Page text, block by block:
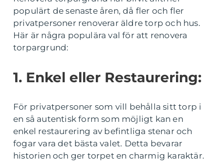
populärt de senaste åren, då fler och fler
privatpersoner renoverar äldre torp och hus.
Här är några populära val för att renovera
torpargrund:
1. Enkel eller Restaurering:
För privatpersoner som vill behålla sitt torp i
en så autentisk form som möjligt kan en
enkel restaurering av befintliga stenar och
fogar vara det bästa valet. Detta bevarar
historien och ger torpet en charmig karaktär.